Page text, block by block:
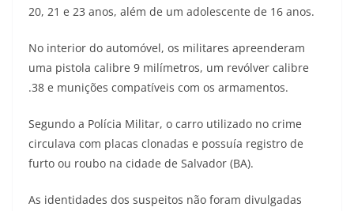
20, 21 e 23 anos, além de um adolescente de 16 anos.
No interior do automóvel, os militares apreenderam
uma pistola calibre 9 milímetros, um revólver calibre
.38 e munições compatíveis com os armamentos.
Segundo a Polícia Militar, o carro utilizado no crime
circulava com placas clonadas e possuía registro de
furto ou roubo na cidade de Salvador (BA).
As identidades dos suspeitos não foram divulgadas